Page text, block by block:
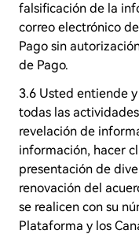
falsificación de la
correo electrónico
Pago sin
de Pago.
3.6 Usted entiende
todas las
revelación de
información, hacer
presentación de
renovación del
se realicen con su
Plataforma y los